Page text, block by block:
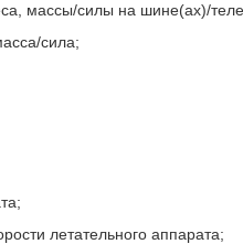
массы/силы на шине(ах)/
сила;
летательного аппарата;